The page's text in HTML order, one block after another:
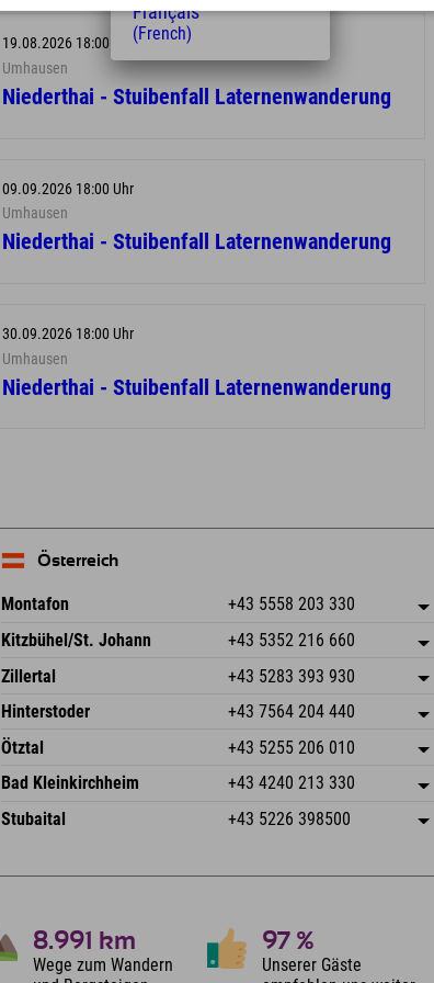
19.08.2026 18:00 Uhr
Umhausen
Niederthai - Stuibenfall Laternenwanderung
09.09.2026 18:00 Uhr
Umhausen
Niederthai - Stuibenfall Laternenwanderung
30.09.2026 18:00 Uhr
Umhausen
Niederthai - Stuibenfall Laternenwanderung
Österreich
Montafon +43 5558 203 330
Dorfstr. 127b
6793 Gaschurn/Montafon
Österreich
Adresse speichern
Buchen
Kitzbühel/St. Johann +43 5352 216 660
Speckbacherstraße 87
Österreich
Adresse speichern
Buchen
Zillertal +43 5283 393 930
Schmiedau 2
Österreich
Adresse speichern
Buchen
Hinterstoder +43 7564 204 440
Freizeitpark 10
Österreich
Adresse speichern
Buchen
Ötztal +43 5255 206 010
Gscheat 14
Österreich
Adresse speichern
Buchen
Bad Kleinkirchheim +43 4240 213 330
Dorfstraße 24
Adresse speichern
Mail senden
Stubaital +43 5226 398500
8.991 km
Wege zum Wandern
97 %
Unserer Gäste
Français
(French)